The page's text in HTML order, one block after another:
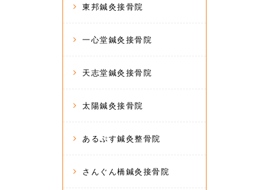
東邦鍼灸接骨院
一心堂鍼灸接骨院
天志堂鍼灸接骨院
太陽鍼灸接骨院
あるぷす鍼灸整骨院
さんぐん橋鍼灸接骨院